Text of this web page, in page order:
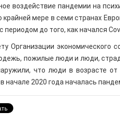
воздействие пандемии на
крайней мере в семи странах
периодом до того, как начался
Организации экономического
пожилые люди и люди,
что люди в возрасте
начале 2020 года началась